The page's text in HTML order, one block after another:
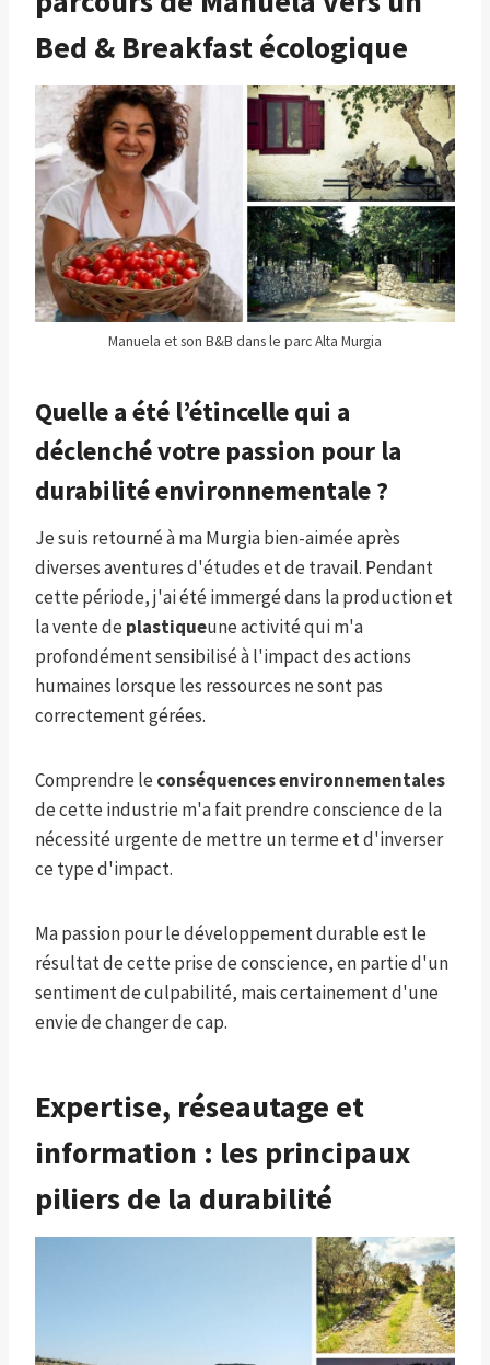
Bed & Breakfast écologique
Manuela et son B&B dans le parc Alta Murgia
Quelle a été l’étincelle qui a
déclenché votre passion pour la
durabilité environnementale ?
Je suis retourné à ma Murgia bien-aimée après
diverses aventures d'études et de travail. Pendant
cette période, j'ai été immergé dans la production et
la vente de plastiqueune activité qui m'a
profondément sensibilisé à l'impact des actions
humaines lorsque les ressources ne sont pas
correctement gérées.
Comprendre le conséquences environnementales
de cette industrie m'a fait prendre conscience de la
nécessité urgente de mettre un terme et d'inverser
ce type d'impact.
Ma passion pour le développement durable est le
résultat de cette prise de conscience, en partie d'un
sentiment de culpabilité, mais certainement d'une
envie de changer de cap.
Expertise, réseautage et
information : les principaux
piliers de la durabilité